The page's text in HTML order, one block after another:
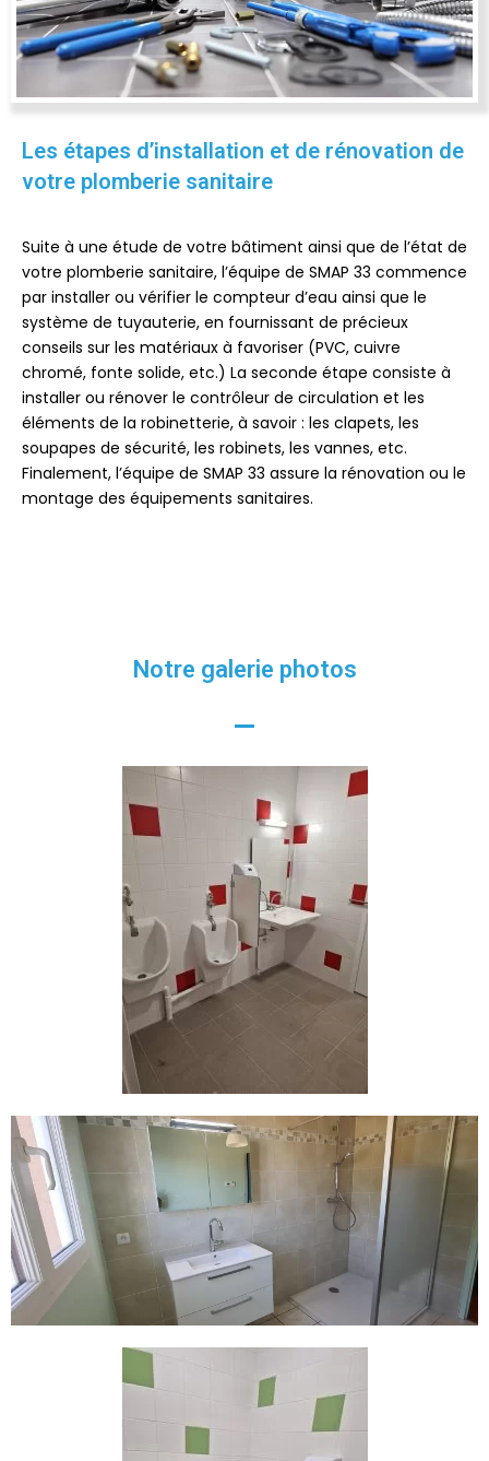
Les étapes d’installation et de rénovation de
votre plomberie sanitaire
Suite à une étude de votre bâtiment ainsi que de l’état de
votre plomberie sanitaire, l’équipe de SMAP 33 commence
par installer ou vérifier le compteur d’eau ainsi que le
système de tuyauterie, en fournissant de précieux
conseils sur les matériaux à favoriser (PVC, cuivre
chromé, fonte solide, etc.) La seconde étape consiste à
installer ou rénover le contrôleur de circulation et les
éléments de la robinetterie, à savoir : les clapets, les
soupapes de sécurité, les robinets, les vannes, etc.
Finalement, l’équipe de SMAP 33 assure la rénovation ou le
montage des équipements sanitaires.
Notre galerie photos